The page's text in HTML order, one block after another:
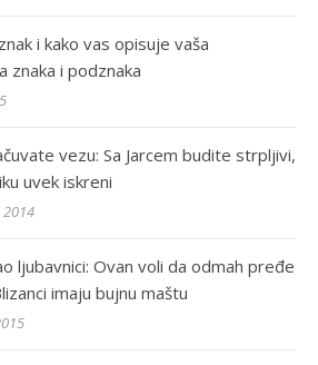
i kako vas opisuje vaša
znaka i podznaka
vezu: Sa Jarcem budite strpljivi,
uvek iskreni
ljubavnici: Ovan voli da odmah pređe
imaju bujnu maštu